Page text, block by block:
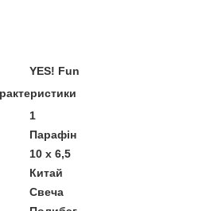
YES! Fun
1
Парафін
10 х 6,5
Китай
Свеча